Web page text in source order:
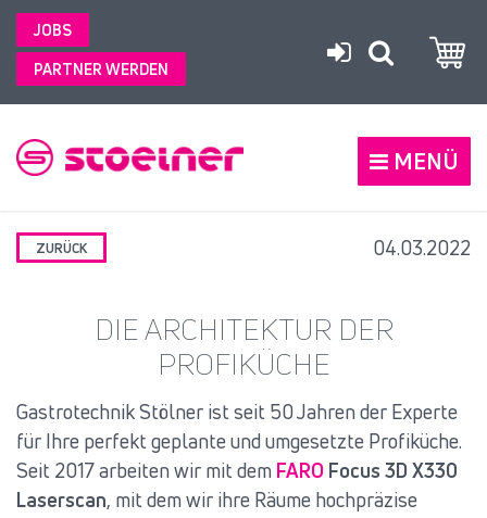
JOBS
PARTNER WERDEN
MENÜ
ZURÜCK 04.03.2022
DIE ARCHITEKTUR DER
PROFIKÜCHE
Gastrotechnik Stölner ist seit 50 Jahren der Experte
für Ihre perfekt geplante und umgesetzte Profiküche.
Seit 2017 arbeiten wir mit dem FARO Focus 3D X330
Laserscan, mit dem wir ihre Räume hochpräzise